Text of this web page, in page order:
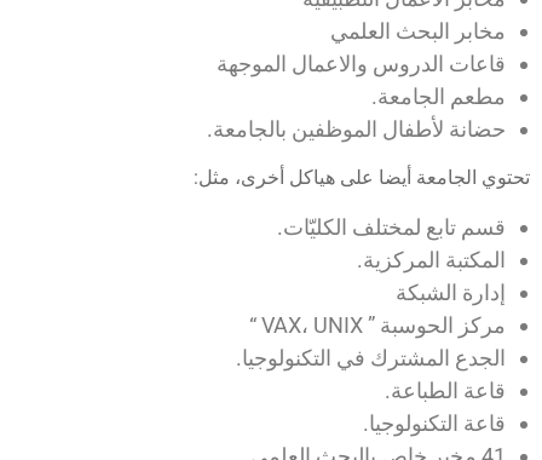
مخابر البحث العلمي
قاعات الدروس والاعمال الموجهة
مطعم الجامعة.
حضانة لأطفال الموظفين بالجامعة.
الجامعة أيضا على هياكل أخرى، مثل:
قسم تابع لمختلف الكليّات.
المكتبة المركزية.
إدارة الشبكة
مركز الحوسبة ” VAX، UNIX “
الجدع المشترك في التكنولوجيا.
قاعة الطباعة.
قاعة التكنولوجيا.